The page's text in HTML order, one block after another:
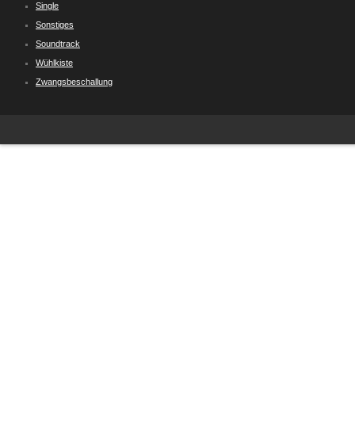
Single
Sonstiges
Soundtrack
Wühlkiste
Zwangsbeschallung